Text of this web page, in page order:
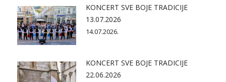
KONCERT SVE BOJE TRADICIJE
13.07.2026
14.07.2026.
KONCERT SVE BOJE TRADICIJE
22.06.2026